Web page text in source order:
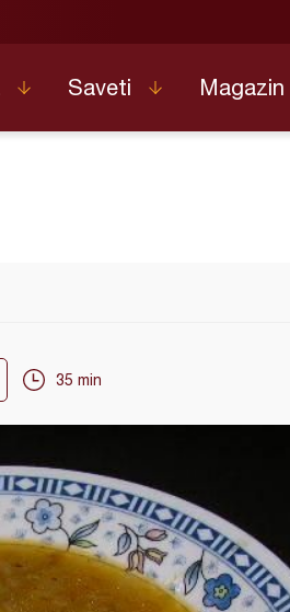
Saveti Magazin
35 min